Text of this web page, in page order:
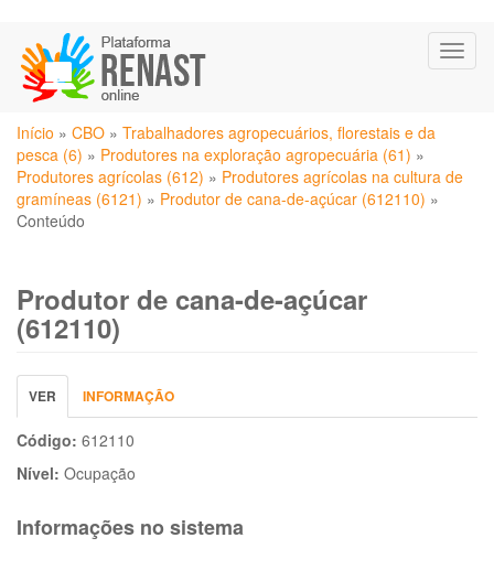
para
conteúdo
principal
Você
está
aqui
Início » CBO » Trabalhadores agropecuários, florestais e da
pesca (6) » Produtores na exploração agropecuária (61) »
Produtores agrícolas (612) » Produtores agrícolas na cultura de
gramíneas (6121) » Produtor de cana-de-açúcar (612110) »
Conteúdo
Produtor de cana-de-açúcar
(612110)
Abas
primárias
VER (ABA
ATIVA)
INFORMAÇÃO
Código: 612110
Nível: Ocupação
Informações no sistema